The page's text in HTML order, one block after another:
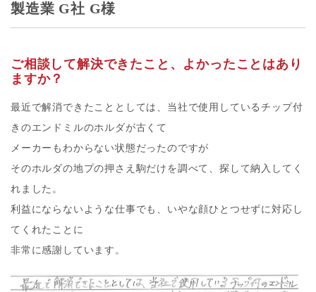
製造業 G社 G様
ご相談して解決できたこと、よかったことはあり
ますか？
最近で解消できたこととしては、当社で使用しているチップ付
きのエンドミルのホルダが古くて
メーカーもわからない状態だったのですが
そのホルダの地プの押さえ駒だけを調べて、探して納入してく
れました。
利益にならないような仕事でも、いやな顔ひとつせずに対応し
てくれたことに
非常に感謝しています。